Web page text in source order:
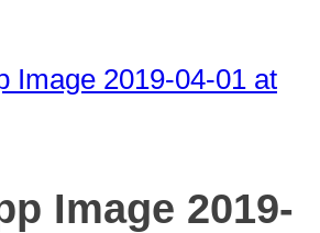
Image 2019-04-01 at
Image 2019-